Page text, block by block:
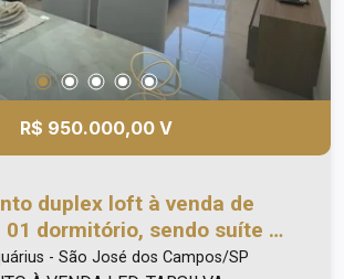
R$ 950.000,00 V
duplex loft à venda de
01 dormitório, sendo suíte e
garagem | Edifício Tarsila -
- São José dos Campos/SP